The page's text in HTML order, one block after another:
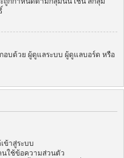
บด้วย ผู้ดูแลระบบ ผู้ดูแลบอร์ด หรือ
ข้าสู่ระบบ
นใช้ข้อความส่วนตัว